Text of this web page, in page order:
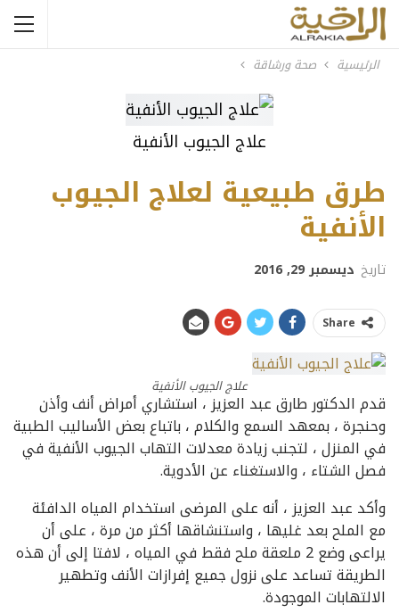
الرئيسية صحة ورشاقة
علاج الجيوب الأنفية
طرق طبيعية لعلاج الجيوب
الأنفية
تاريخ ديسمبر 29, 2016
Share
علاج الجيوب الأنفية
قدم الدكتور طارق عبد العزيز ، استشاري أمراض أنف وأذن
وحنجرة ، بمعهد السمع والكلام ، باتباع بعض الأساليب الطبية
في المنزل ، لتجنب زيادة معدلات التهاب الجيوب الأنفية في
فصل الشتاء ، والاستغناء عن الأدوية.
وأكد عبد العزيز ، أنه على المرضى استخدام المياه الدافئة
مع الملح بعد غليها ، واستنشاقها أكثر من مرة ، على أن
يراعى وضع 2 ملعقة ملح فقط في المياه ، لافتا إلى أن هذه
الطريقة تساعد على نزول جميع إفرازات الأنف وتطهير
الالتهابات الموجودة.